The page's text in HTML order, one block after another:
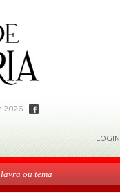
2026 |
LOGIN